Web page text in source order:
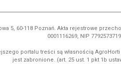
5, 60-118 Poznań. Akta rejestrowe
0001116269, NIP
portalu treści są własnością
jest zabronione. (art. 25 ust. 1 pkt 1b